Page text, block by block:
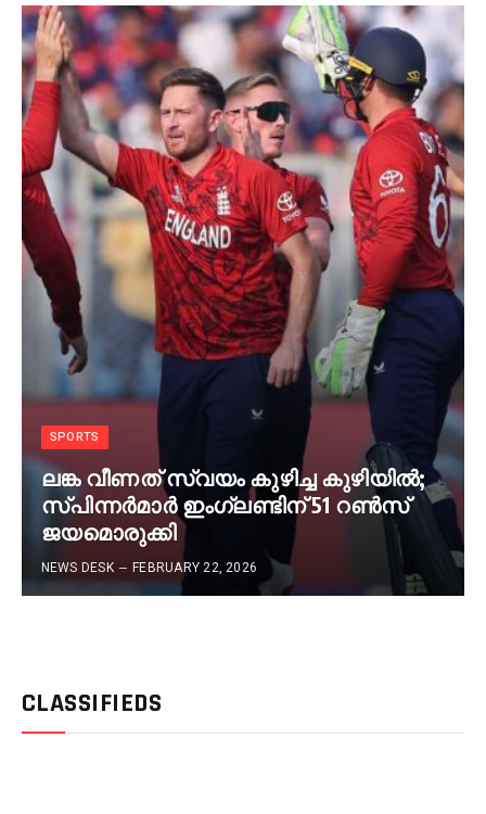
SPORTS
ലങ്ക വീണത് സ്വയം കുഴിച്ച കുഴിയില്‍;
സ്പിന്നര്‍മാര്‍ ഇംഗ്ലണ്ടിന് 51 റണ്‍സ്
ജയമൊരുക്കി
NEWS DESK FEBRUARY 22, 2026
CLASSIFIEDS